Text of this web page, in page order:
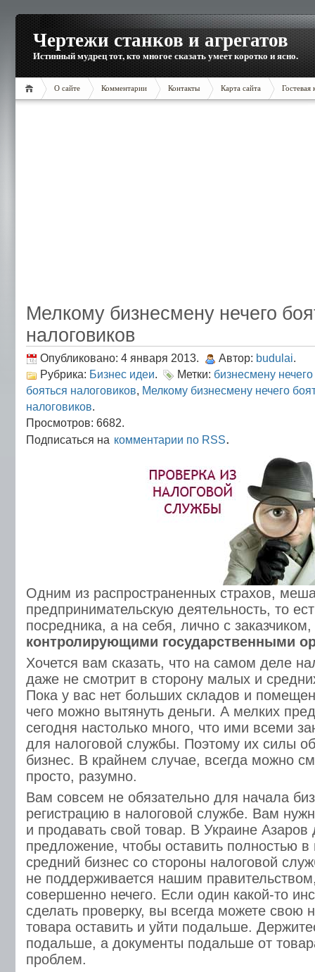
Чертежи станков и агрегатов
Истинный мудрец тот, кто многое сказать умеет коротко и ясно.
О сайте Комментарии Контакты Карта сайта Гостевая
Мелкому бизнесмену нечего
налоговиков
Опубликовано: 4 января 2013. Автор: budulai.
Рубрика: Бизнес идеи. Метки: бизнесмену
бояться налоговиков, Мелкому бизнесмену нечего
налоговиков.
Просмотров: 6682.
Подписаться на комментарии по RSS.
Одним из распространенных страхов,
предпринимательскую деятельность, то
посредника, а на себя, лично с
контролирующими государственными
Хочется вам сказать, что на самом деле
даже не смотрит в сторону малых и
Пока у вас нет больших складов и
чего можно вытянуть деньги. А мелких
сегодня настолько много, что ими всеми
для налоговой службы. Поэтому их силы
бизнес. В крайнем случае, всегда можно
просто, разумно.
Вам совсем не обязательно для начала
регистрацию в налоговой службе. Вам
и продавать свой товар. В Украине Азаров
предложение, чтобы оставить полностью в
средний бизнес со стороны налоговой
не поддерживается нашим
совершенно нечего. Если один какой-то
сделать проверку, вы всегда можете свою
товара оставить и уйти подальше.
подальше, а документы подальше от
проблем.